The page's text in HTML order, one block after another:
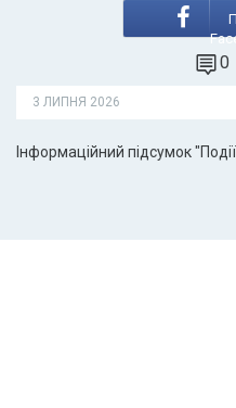
0
3 ЛИПНЯ 2026
Інформаційний підсумок